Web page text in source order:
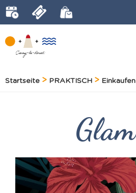
Startseite PRAKTISCH Einkaufen
Glam